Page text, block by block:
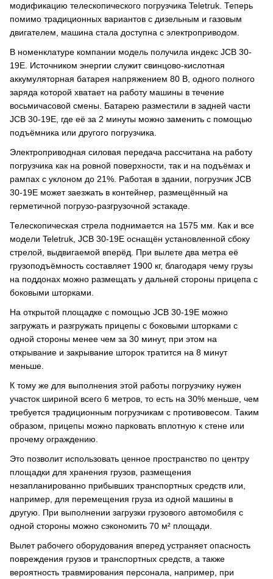
модификацию телескопического погрузчика Teletruk. Теперь
помимо традиционных вариантов с дизельным и газовым
двигателем, машина стала доступна с электроприводом.
В номенклатуре компании модель получила индекс JCB 30-
19E. Источником энергии служит свинцово-кислотная
аккумуляторная батарея напряжением 80 В, одного полного
заряда которой хватает на работу машины в течение
восьмичасовой смены. Батарею разместили в задней части
JCB 30-19E, где её за 2 минуты можно заменить с помощью
подъёмника или другого погрузчика.
Электроприводная силовая передача рассчитана на работу
погрузчика как на ровной поверхности, так и на подъёмах и
рампах с уклоном до 21%. Работая в здании, погрузчик JCB
30-19E может заезжать в контейнер, размещённый на
герметичной погрузо-разгрузочной эстакаде.
Телескопическая стрела поднимается на 1575 мм. Как и все
модели Teletruk, JCB 30-19E оснащён установленной сбоку
стрелой, выдвигаемой вперёд. При вылете два метра её
грузоподъёмность составляет 1900 кг, благодаря чему грузы
на поддонах можно размещать у дальней стороны прицепа с
боковыми шторками.
На открытой площадке с помощью JCB 30-19E можно
загружать и разгружать прицепы с боковыми шторками с
одной стороны менее чем за 30 минут, при этом на
открывание и закрывание шторок тратится на 8 минут
меньше.
К тому же для выполнения этой работы погрузчику нужен
участок шириной всего 6 метров, то есть на 30% меньше, чем
требуется традиционным погрузчикам с противовесом. Таким
образом, прицепы можно парковать вплотную к стене или
прочему ограждению.
Это позволит использовать ценное пространство по центру
площадки для хранения грузов, размещения
незапланированно прибывших транспортных средств или,
например, для перемещения груза из одной машины в
другую. При выполнении загрузки грузового автомобиля с
одной стороны можно сэкономить 70 м² площади.
Вылет рабочего оборудования вперед устраняет опасность
повреждения грузов и транспортных средств, а также
вероятность травмирования персонала, например, при